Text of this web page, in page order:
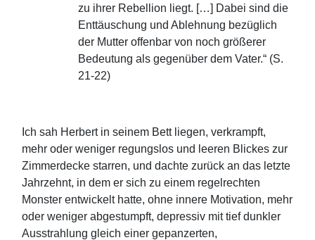
zu ihrer Rebellion liegt. […] Dabei sind die
Enttäuschung und Ablehnung bezüglich
der Mutter offenbar von noch größerer
Bedeutung als gegenüber dem Vater.“ (S.
21-22)
Ich sah Herbert in seinem Bett liegen, verkrampft,
mehr oder weniger regungslos und leeren Blickes zur
Zimmerdecke starren, und dachte zurück an das letzte
Jahrzehnt, in dem er sich zu einem regelrechten
Monster entwickelt hatte, ohne innere Motivation, mehr
oder weniger abgestumpft, depressiv mit tief dunkler
Ausstrahlung gleich einer gepanzerten,